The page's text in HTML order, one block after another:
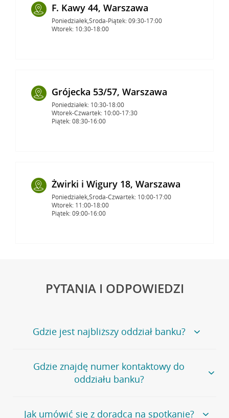
F. Kawy 44, Warszawa
Poniedziałek,Środa-Piątek: 09:30-17:00
Wtorek: 10:30-18:00
Grójecka 53/57, Warszawa
Poniedziałek: 10:30-18:00
Wtorek-Czwartek: 10:00-17:30
Piątek: 08:30-16:00
Żwirki i Wigury 18, Warszawa
Poniedziałek,Środa-Czwartek: 10:00-17:00
Wtorek: 11:00-18:00
Piątek: 09:00-16:00
PYTANIA I ODPOWIEDZI
Gdzie jest najbliższy oddział banku?
Jeśli szukasz oddziału naszego banku, zapraszamy na
stronęPlacówki i bankomaty, na której znajduje się
wygodna wyszukiwarka.
oddziałów
Gdzie znajdę numer kontaktowy do
oddziału banku?
Bank Credit Agricole nie udostępnia ogólnego numeru
Jak umówić się z doradcą na spotkanie?